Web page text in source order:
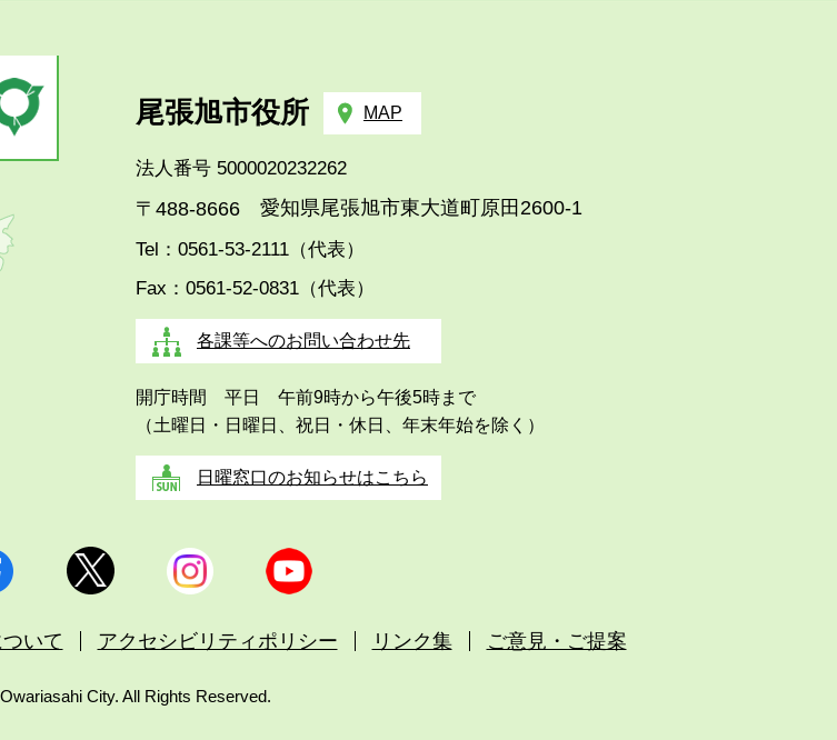
尾張旭市役所 MAP
法人番号 5000020232262
〒488-8666 愛知県尾張旭市東大道町原田2600-1
Tel：0561-53-2111（代表）
Fax：0561-52-0831（代表）
各課等へのお問い合わせ先
開庁時間 平日 午前9時から午後5時まで
（土曜日・日曜日、祝日・休日、年末年始を除く）
日曜窓口のお知らせはこちら
いて アクセシビリティポリシー リンク集 ご意見・ご提案
City. All Rights Reserved.